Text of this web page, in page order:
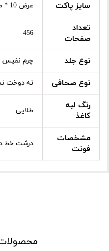
سایز پاکت عرض 10 * طول 18 * ارتفاع 3.5 (CM)
تعداد
صفحات
456
نوع جلد چرم نفیس
نوع صحافی ته دوخت
رنگ لبه
کاغذ
طلایی
مشخصات
فونت
درشت خط